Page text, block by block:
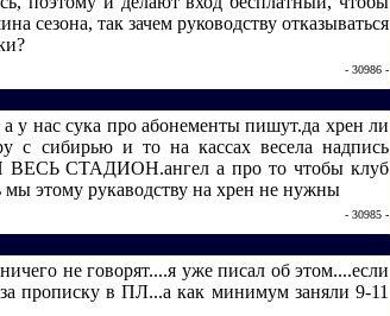
сезона, так зачем руководству отказываться
- 30986 -
у нас сука про абонементы пишут.да хрен ли
сибирью и то на кассах весела надпись
СТАДИОН.ангел а про то чтобы клуб
мы этому рукаводству на хрен не нужны
- 30985 -
не говорят....я уже писал об этом....если
прописку в ПЛ...а как минимум заняли 9-11